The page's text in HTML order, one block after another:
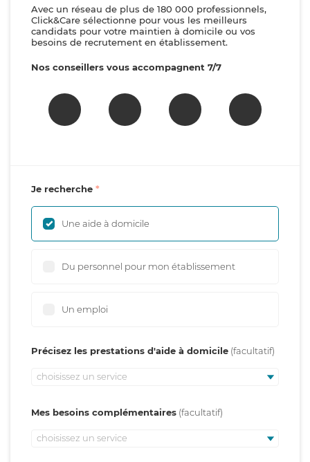
Avec un réseau de plus de 180 000 professionnels,
Click&Care sélectionne pour vous les meilleurs
candidats pour votre maintien à domicile ou vos
besoins de recrutement en établissement.
Nos conseillers vous accompagnent 7/7
Je recherche
Une aide à domicile
Du personnel pour mon établissement
Un emploi
Précisez les prestations d'aide à domicile
choisissez un service
Mes besoins complémentaires
choisissez un service